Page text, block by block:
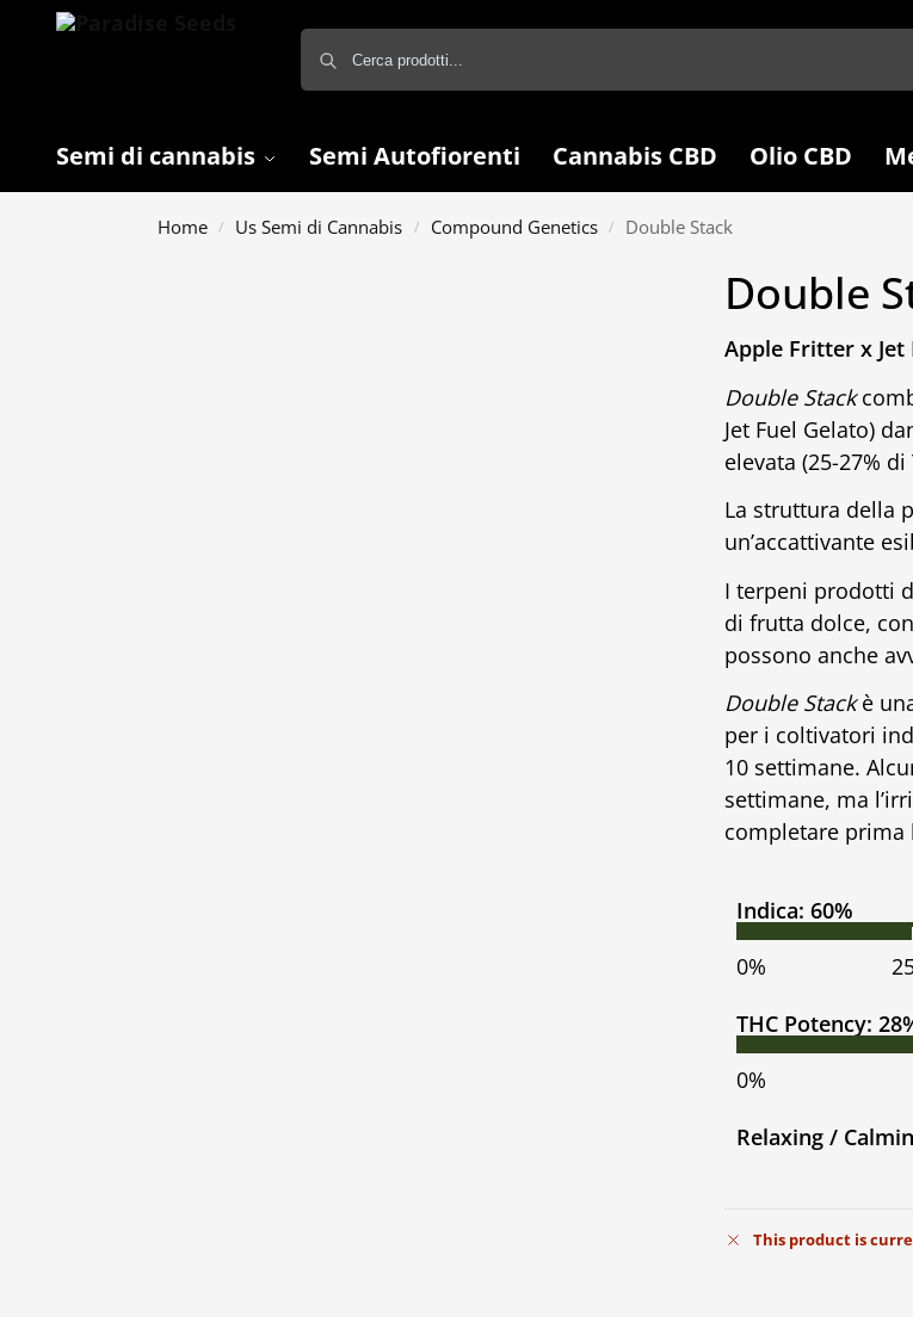
Semi di cannabis Semi Autofiorenti Cannabis CBD Olio CBD
Home / Us Semi di Cannabis / Compound Genetics / Double Stack
Double
Apple Fritter x Jet
Double Stack
Jet Fuel Gelato)
elevata (25-27% di
La struttura della
un’accattivante
I terpeni prodotti
di frutta dolce,
possono anche
Double Stackè
per i coltivatori
10 settimane.
settimane, ma
completare prima
Indica: 60%
0%
THC Potency:
0%
Relaxing /
This product is